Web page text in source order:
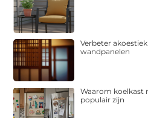
Verbeter
wandpanelen
Waarom koelkast
populair zijn